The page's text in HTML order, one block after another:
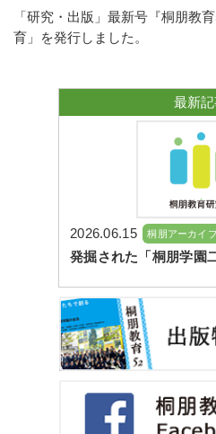
「研究・出版」最新号『桐朋教
育」を発行しました。
最新
2026.06.15 桐朋アーカイ
発掘された「桐朋学園